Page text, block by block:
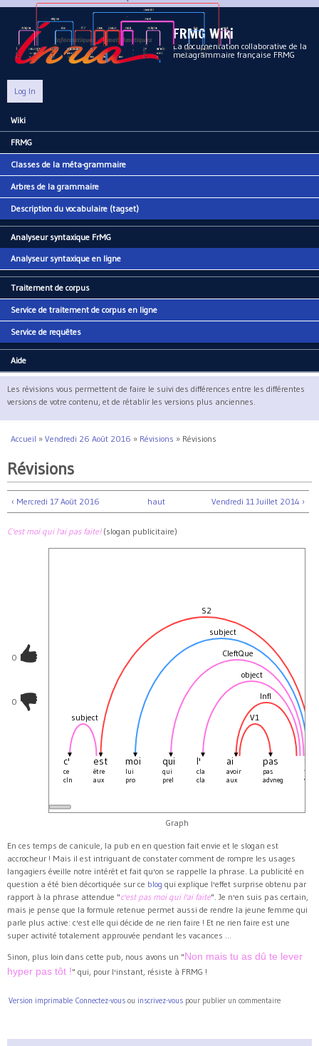
Aller au contenu principal
FRMG Wiki
La documentation collaborative de la
metagrammaire française FRMG
Log In
Main menu
Wiki
FRMG
Classes de la méta-grammaire
Arbres de la grammaire
Description du vocabulaire (tagset)
Analyseur syntaxique FrMG
Analyseur syntaxique en ligne
Traitement de corpus
Service de traitement de corpus en ligne
Service de requêtes
Aide
Les révisions vous permettent de faire le suivi des différences entre les différentes
versions de votre contenu, et de rétablir les versions plus anciennes.
Vous êtes ici
Accueil » Vendredi 26 Août 2016 » Révisions » Révisions
Révisions
‹ Mercredi 17 Août 2016 haut Vendredi 11 Juillet 2014 ›
C'est moi qui l'ai pas faite!(slogan publicitaire)
0
0
c'
ce
cln
est
être
aux
moi
lui
pro
qui
qui
prel
l'
cla
cla
ai
avoir
aux
pas
pas
advneg
faire
v
subject V1
Infl
CleftQue
subject
S2
object
Graph
En ces temps de canicule, la pub en en question fait envie et le slogan est
accrocheur ! Mais il est intriguant de constater comment de rompre les usages
langagiers éveille notre intérêt et fait qu'on se rappelle la phrase. La publicité en
question a été bien décortiquée sur ce blog qui explique l'effet surprise obtenu par
rapport à la phrase attendue "c'est pas moi qui l'ai faite". Je n'en suis pas certain,
mais je pense que la formule retenue permet aussi de rendre la jeune femme qui
parle plus active: c'est elle qui décide de ne rien faire ! Et ne rien faire est une
super activité totalement approuvée pendant les vacances ...
Sinon, plus loin dans cette pub, nous avons un "Non mais tu as dû te lever
hyper pas tôt !" qui, pour l'instant, résiste à FRMG !
Version imprimable Connectez-vous ou inscrivez-vous pour publier un commentaire